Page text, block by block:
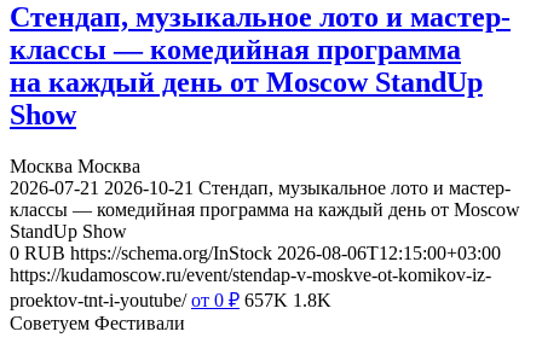
Стендап, музыкальное лото и мастер-
классы — комедийная программа
на каждый день от Moscow StandUp
Show
Москва Москва
2026-07-21 2026-10-21 Стендап, музыкальное лото и мастер-
классы — комедийная программа на каждый день от Moscow
StandUp Show
0 RUB https://schema.org/InStock 2026-08-06T12:15:00+03:00
https://kudamoscow.ru/event/stendap-v-moskve-ot-komikov-iz-
proektov-tnt-i-youtube/ от 0 ₽ 657K 1.8K
Советуем Фестивали